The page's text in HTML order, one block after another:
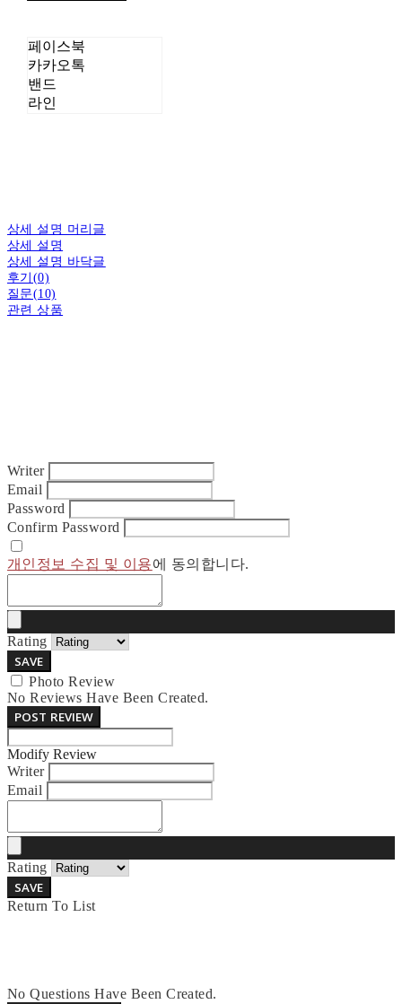
페이스북
카카오톡
밴드
라인
상세 설명 머리글
상세 설명
상세 설명 바닥글
후기(0)
질문(10)
관련 상품
Writer
Email
Password
Confirm Password
개인정보 수집 및 이용에 동의합니다.
Rating
SAVE
Photo Review
No Reviews Have Been Created.
POST REVIEW
Modify Review
Writer
Email
Rating
SAVE
Return To List
No Questions Have Been Created.